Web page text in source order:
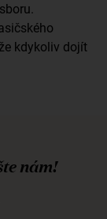
kdykoliv dojít
nám!